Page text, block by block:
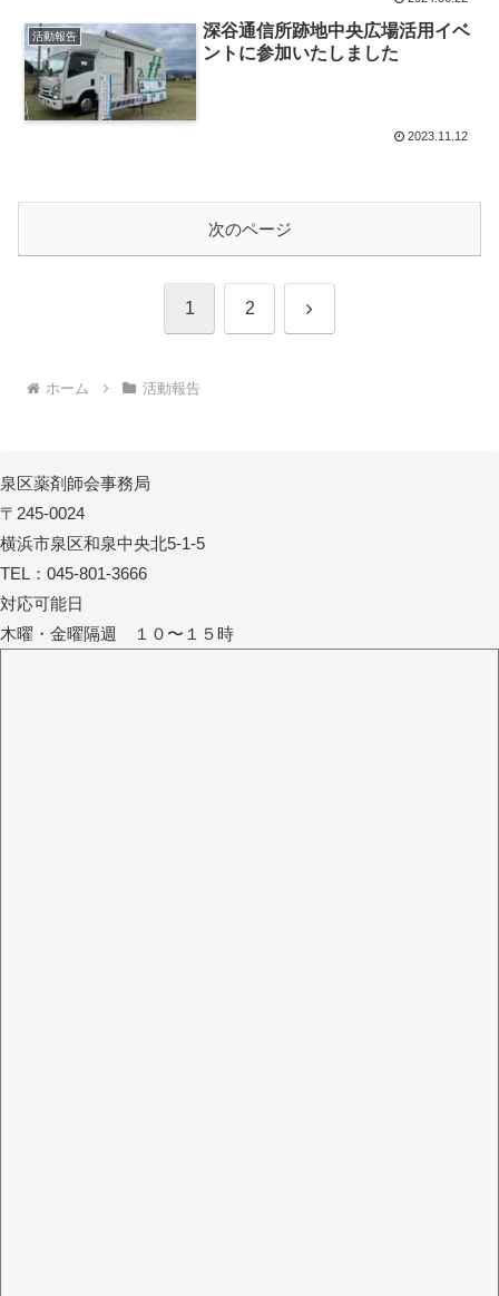
活動報告
深谷通信所跡地中央広場活用イベ
ントに参加いたしました
2023.11.12
次のページ
1 2 次
ホーム 活動報告
泉区薬剤師会事務局
〒245-0024
横浜市泉区和泉中央北5-1-5
TEL：045-801-3666
対応可能日
木曜・金曜隔週 １０〜１５時